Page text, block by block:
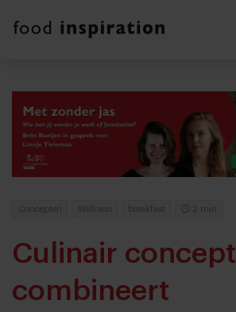
Concepten Wellness breakfast 2 min
Culinair concept
combineert